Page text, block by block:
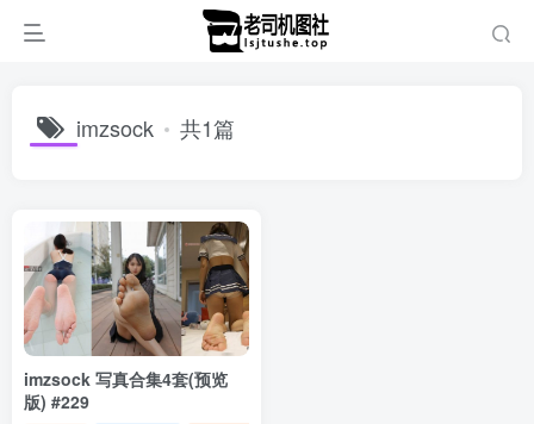
imzsock 共1篇
imzsock 写真合集4套(预览
版) #229